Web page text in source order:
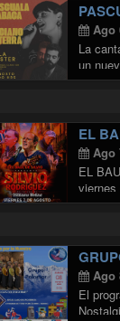
Ago
La
un
sólida
EL
Ago
EL
Ago
El